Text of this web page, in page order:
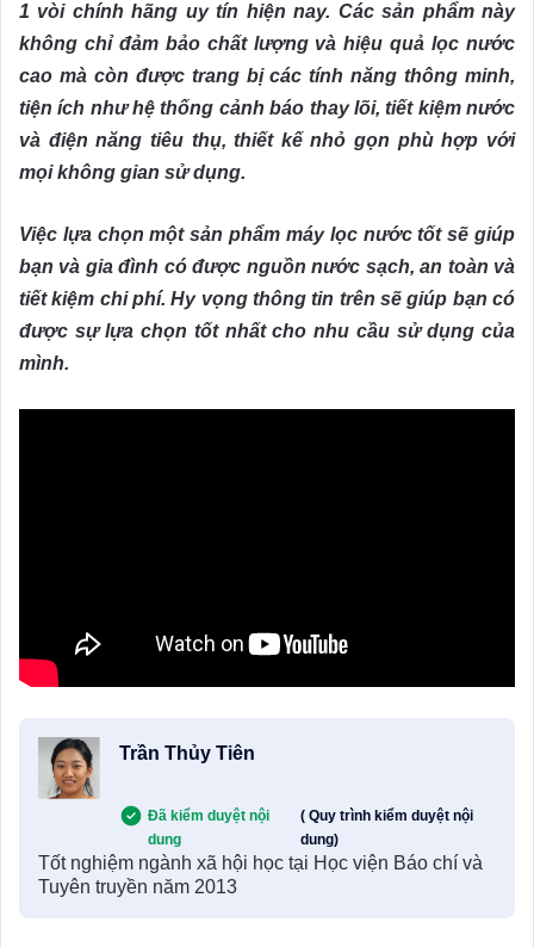
1 vòi chính hãng uy tín hiện nay. Các sản phẩm này
không chỉ đảm bảo chất lượng và hiệu quả lọc nước
cao mà còn được trang bị các tính năng thông minh,
tiện ích như hệ thống cảnh báo thay lõi, tiết kiệm nước
và điện năng tiêu thụ, thiết kế nhỏ gọn phù hợp với
mọi không gian sử dụng.
Việc lựa chọn một sản phẩm máy lọc nước tốt sẽ giúp
bạn và gia đình có được nguồn nước sạch, an toàn và
tiết kiệm chi phí. Hy vọng thông tin trên sẽ giúp bạn có
được sự lựa chọn tốt nhất cho nhu cầu sử dụng của
mình.
Trần Thủy Tiên
Đã kiểm duyệt nội
dung
( Quy trình kiểm duyệt nội
dung)
Tốt nghiệm ngành xã hội học tại Học viện Báo chí và
Tuyên truyền năm 2013